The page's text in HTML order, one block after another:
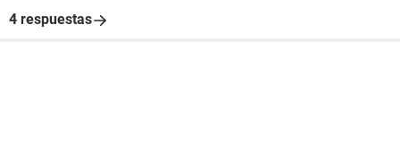
4 respuestas